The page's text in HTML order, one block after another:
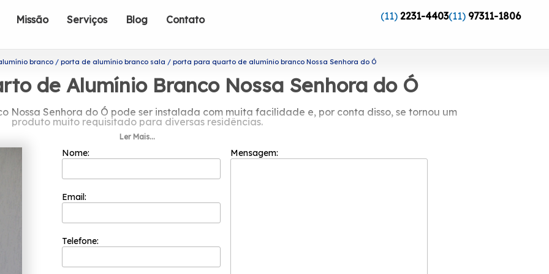
Missão Serviços Blog Contato (11) 2231-4403(11) 97311-1806
branco porta de alumínio branco sala porta para quarto de alumínio branco Nossa Senhora do Ó
de Alumínio Branco Nossa Senhora do Ó
Nossa Senhora do Ó pode ser instalada com muita facilidade e, por conta disso, se tornou um
produto muito requisitado para diversas residências.
para quarto de alumínio branco Nossa Senhora do Ó?
positivos e na segurança, a Esquadriflex é capaz de garantir o melhor custo benefício
é formada somente por colaboradores competentes que buscam a total satisfação do
em cada pedido e a maior inovação e evolução dos processos.
branco Nossa Senhora do Ó, É necessário saber que, através da Esquadriflex é possível
Janela de Lavanderia de Apartamento, Janela de Alumínio com Vidro, entre outras variadas
Priorizando as necessidades seus clientes, a Esquadriflex oferece as melhores soluções do
ramo de esquadrias. Conte com a equipe da Esquadriflex!
Ler Mais...
Nome:
Email:
Telefone:
Mensagem: